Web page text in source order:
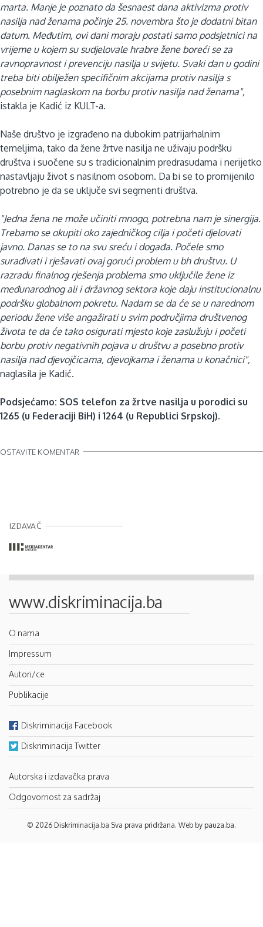
marta. Manje je poznato da šesnaest dana aktivizma protiv
nasilja nad ženama počinje 25. novembra što je dodatni bitan
datum. Međutim, ovi dani moraju postati samo podsjetnici na
vrijeme u kojem su sudjelovale hrabre žene boreći se za
ravnopravnost i prevenciju nasilja u svijetu. Svaki dan u godini
treba biti obilježen specifičnim akcijama protiv nasilja s
posebnim naglaskom na borbu protiv nasilja nad ženama",
istakla je Kadić iz KULT-a.
Naše društvo je izgrađeno na dubokim patrijarhalnim
temeljima, tako da žene žrtve nasilja ne uživaju podršku
društva i suočene su s tradicionalnim predrasudama i nerijetko
nastavljaju život s nasilnom osobom. Da bi se to promijenilo
potrebno je da se uključe svi segmenti društva.
"Jedna žena ne može učiniti mnogo, potrebna nam je sinergija.
Trebamo se okupiti oko zajedničkog cilja i početi djelovati
javno. Danas se to na svu sreću i događa. Počele smo
surađivati i rješavati ovaj gorući problem u bh društvu. U
razradu finalnog rješenja problema smo uključile žene iz
međunarodnog ali i državnog sektora koje daju institucionalnu
podršku globalnom pokretu. Nadam se da će se u narednom
periodu žene više angažirati u svim područjima društvenog
života te da će tako osigurati mjesto koje zaslužuju i početi
borbu protiv negativnih pojava u društvu a posebno protiv
nasilja nad djevojčicama, djevojkama i ženama u konačnici",
naglasila je Kadić.
Podsjećamo: SOS telefon za žrtve nasilja u porodici su
1265 (u Federaciji BiH) i 1264 (u Republici Srpskoj).
OSTAVITE KOMENTAR
IZDAVAČ
www.diskriminacija.ba
O nama
Impressum
Autori/ce
Publikacije
Diskriminacija Facebook
Diskriminacija Twitter
Autorska i izdavačka prava
Odgovornost za sadržaj
© 2026 Diskriminacija.ba Sva prava pridržana. Web by pauza.ba.